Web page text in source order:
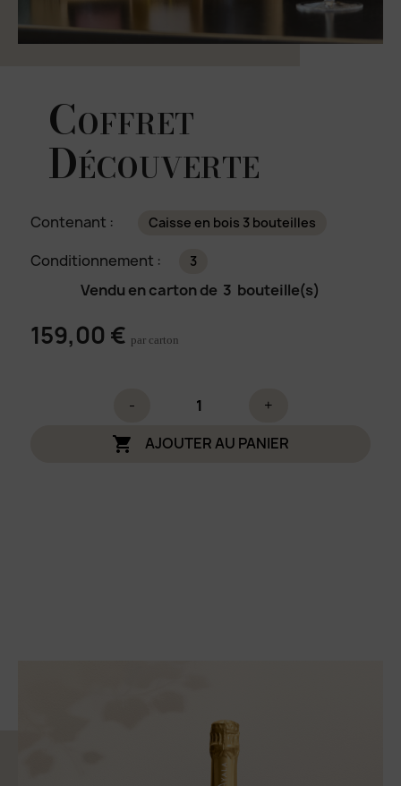
Coffret
Découverte
Contenant : Caisse en bois 3 bouteilles
Conditionnement : 3
Vendu en carton de 3 bouteille(s)
159,00 € par carton
- +
 AJOUTER AU PANIER